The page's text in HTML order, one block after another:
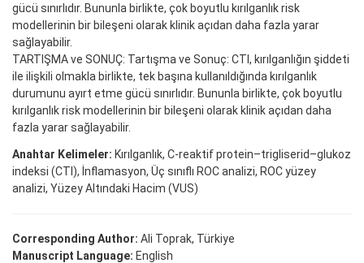
gücü sınırlıdır. Bununla birlikte, çok boyutlu kırılganlık risk
modellerinin bir bileşeni olarak klinik açıdan daha fazla yarar
sağlayabilir.
TARTIŞMA ve SONUÇ: Tartışma ve Sonuç: CTI, kırılganlığın şiddeti
ile ilişkili olmakla birlikte, tek başına kullanıldığında kırılganlık
durumunu ayırt etme gücü sınırlıdır. Bununla birlikte, çok boyutlu
kırılganlık risk modellerinin bir bileşeni olarak klinik açıdan daha
fazla yarar sağlayabilir.
Anahtar Kelimeler: Kırılganlık, C-reaktif protein–trigliserid–glukoz
indeksi (CTI), İnflamasyon, Üç sınıflı ROC analizi, ROC yüzey
analizi, Yüzey Altındaki Hacim (VUS)
Corresponding Author: Ali Toprak, Türkiye
Manuscript Language: English